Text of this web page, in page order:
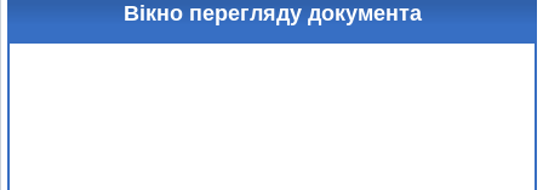
Вікно перегляду документа